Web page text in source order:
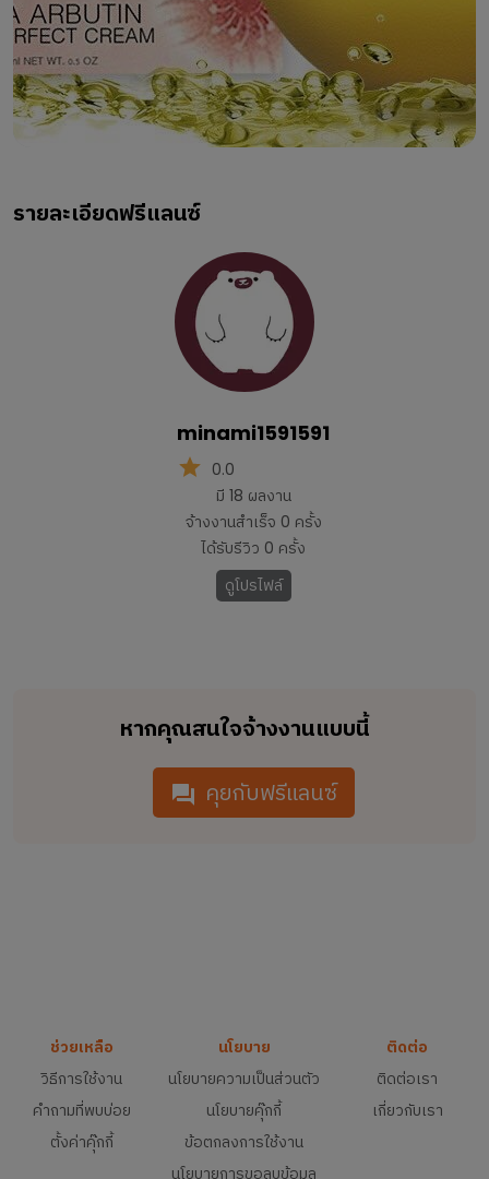
รายละเอียดฟรีแลนซ์
minami1591591
0.0
มี 18 ผลงาน
จ้างงานสำเร็จ 0 ครั้ง
ได้รับรีวิว 0 ครั้ง
ดูโปรไฟล์
หากคุณสนใจจ้างงานแบบนี้
คุยกับฟรีแลนซ์
ช่วยเหลือ
วิธีการใช้งาน
คำถามที่พบบ่อย
ตั้งค่าคุ๊กกี้
นโยบาย
นโยบายความเป็นส่วนตัว
นโยบายคุ๊กกี้
ข้อตกลงการใช้งาน
นโยบายการขอลบข้อมูล
ติดต่อ
ติดต่อเรา
เกี่ยวกับเรา